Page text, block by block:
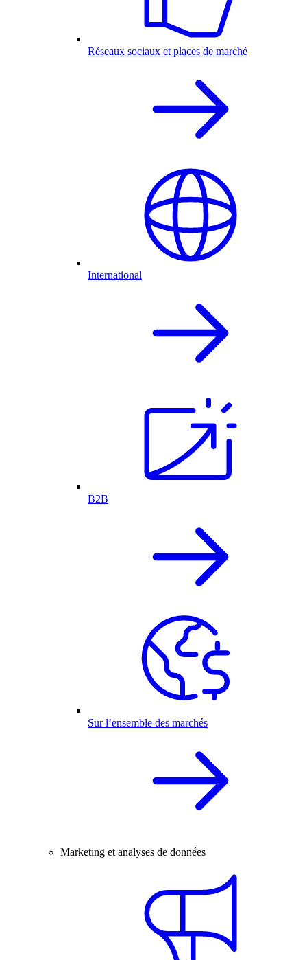
Réseaux sociaux et places de marché
International
B2B
Sur l’ensemble des marchés
Marketing et analyses de données